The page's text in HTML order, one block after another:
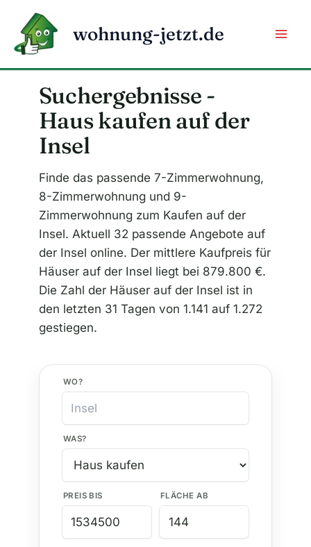
Inhalt
springen
wohnung-jetzt.de
Suchergebnisse -
Haus kaufen auf der
Insel
Finde das passende 7-Zimmerwohnung,
8-Zimmerwohnung und 9-
Zimmerwohnung zum Kaufen auf der
Insel. Aktuell 32 passende Angebote auf
der Insel online. Der mittlere Kaufpreis für
Häuser auf der Insel liegt bei 879.800 €.
Die Zahl der Häuser auf der Insel ist in
den letzten 31 Tagen von 1.141 auf 1.272
gestiegen.
WO?
WAS?
PREIS BIS FLÄCHE AB